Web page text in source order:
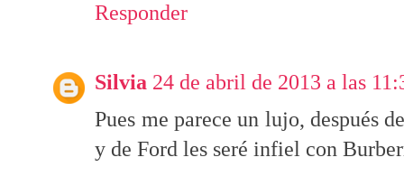
Responder
Silvia 24 de abril de 2013 a las
Pues me parece un lujo, después
y de Ford les seré infiel con